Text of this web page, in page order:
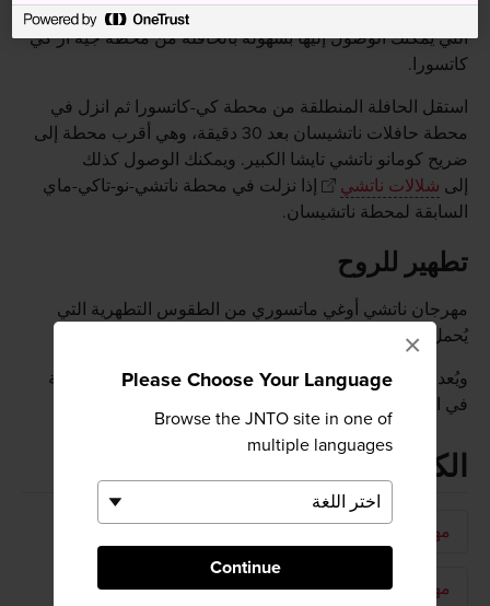
Please Choose Your Language
Browse the JNTO site in one of
multiple languages
Continue
×
يقعضريح كومانو ناتشي تايشا الكبير فيمنطقة ناتشي
التي يمكنك الوصول إليها بسهولة بالحافلة من محطة جيه آر كي
كاتسورا.
استقل الحافلة المنطلقة من محطة كي-كاتسورا ثم انزل في
محطة حافلات ناتشيسان بعد 30 دقيقة، وهي أقرب محطة إلى
ضريح كومانو ناتشي تايشا الكبير. ويمكنك الوصول كذلك
إلى شلالات ناتشي
إذا نزلت في محطة ناتشي-نو-تاكي-ماي
السابقة لمحطة ناتشيسان.
تطهير للروح
مهرجان ناتشي أوغي ماتسوري من الطقوس التطهرية التي
يُحمل فيها 12 ضريحًا متحركًا مشتعلاً تتخذ شكل الشلالات.
ويُعد هذا المهرجان واحدًا من أشهر المهرجانات وأكثرها روعة
في المنطقة.
الكلمات المفتاحية
مهرجانات وفعاليات مهرجان محلي
مهرجان النار فصل الصيف